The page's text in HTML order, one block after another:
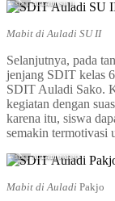
SDIT AULADI SU II
Mabit di Auladi SU II
Selanjutnya, pada
jenjang SDIT kelas
SDIT Auladi Sako.
kegiatan dengan
karena itu, siswa
semakin termotivasi
SDIT AULADI PAKJO
Mabit di Auladi Pakjo